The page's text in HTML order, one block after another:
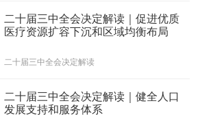
二十届三中全会决定解读｜促进优质
医疗资源扩容下沉和区域均衡布局
二十届三中全会决定解读
二十届三中全会决定解读｜健全人口
发展支持和服务体系